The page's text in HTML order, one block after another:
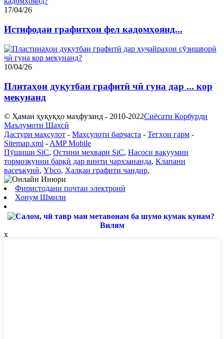
17/04/26
Истифодаи графитҳои фел кадомҳоянд...
10/04/26
Плитаҳои дуқутбаи графитӣ чӣ гуна дар ... кор
мекунанд
© Ҳамаи ҳуқуқҳо маҳфузанд - 2010-2022Сиёсати Корбурди
Маълумоти Шахсӣ
Дастури маҳсулот - Маҳсулоти барҷаста - Тегҳои гарм -
Sitemap.xml - AMP Mobile
Пӯшиши SiC, Остини меҳвари SiC, Насоси вакуумии
тормозкунии барқӣ дар винти чархзананда, Клапани
васеъкунӣ, Ybco, Ҳалқаи графити чандир,
Фиристодани почтаи электронӣ
Хонум Шмили
Вилям
x